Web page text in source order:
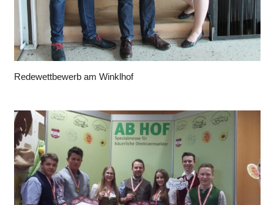
Redewettbewerb am Winklhof